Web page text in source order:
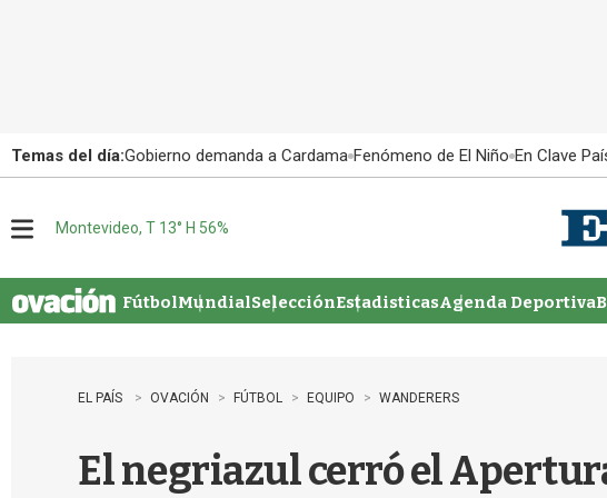
Temas del día:Gobierno demanda a Cardama Fenómeno de El Niño En Clave
u
Montevideo, T 13° H 56%
FútbolMundialSelecciónEstadisticasAgenda Deportiva
EL PAÍS OVACIÓN FÚTBOL EQUIPO WANDERERS
El negriazul cerró el